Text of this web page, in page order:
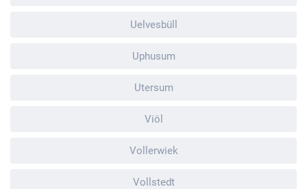
Uelvesbüll
Uphusum
Utersum
Viöl
Vollerwiek
Vollstedt